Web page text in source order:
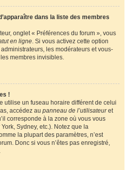
dans la liste des membres
onglet « Préférences du forum », vous
en ligne. Si vous activez cette option
les modérateurs et vous-
membres invisibles.
!
utilise un fuseau horaire différent de celui
accédez au panneau de l’utilisateuret
corresponde à la zone où vous vous
Sydney, etc.). Notez que la
la plupart des paramètres, n’est
Donc si vous n’êtes pas enregistré,